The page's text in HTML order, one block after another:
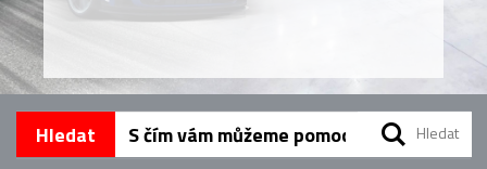
Hledat Hledat